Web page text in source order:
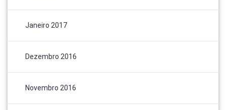
Janeiro 2017
Dezembro 2016
Novembro 2016